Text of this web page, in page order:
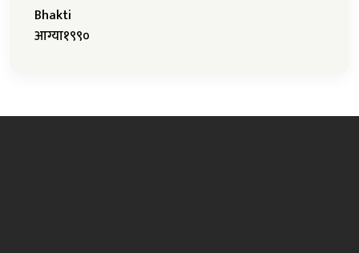
Bhakti
आग्या१९९०